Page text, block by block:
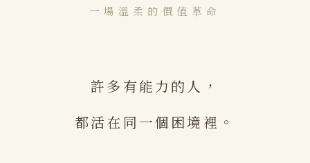
一場溫柔的價值革命
許多有能力的人，
都活在同一個困境裡。